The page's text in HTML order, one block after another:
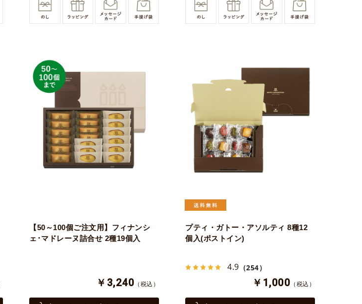
【50～100個ご注文用】フィナンシ
ェ･マドレーヌ詰合せ 2種19個入
￥3,240 （税込）
プティ・ガトー・アソルティ 8種12
個入(ポストイン)
4.9 （254）
￥1,000 （税込）